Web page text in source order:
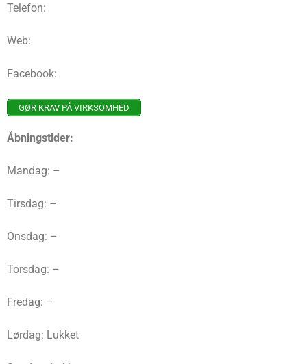
Telefon:
Web:
Facebook:
GØR KRAV PÅ VIRKSOMHED
Åbningstider:
Mandag: –
Tirsdag: –
Onsdag: –
Torsdag: –
Fredag: –
Lørdag: Lukket